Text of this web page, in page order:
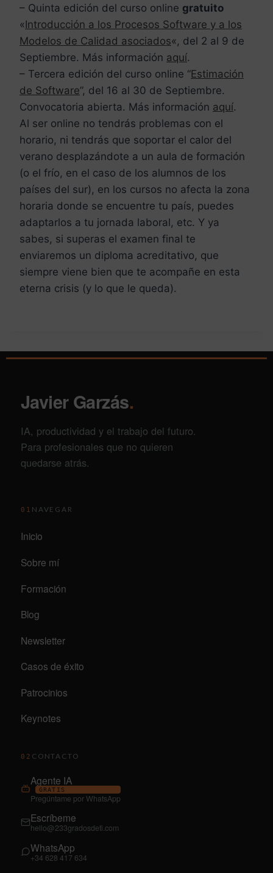
– Quinta edición del curso online gratuito
«Introducción a los Procesos Software y a los
Modelos de Calidad asociados«, del 2 al 9 de
Septiembre. Más información aquí.
– Tercera edición del curso online “Estimación
de Software”, del 16 al 30 de Septiembre.
Convocatoria abierta. Más información aquí.
Al ser online no tendrás problemas con el
horario, ni tendrás que soportar el calor del
verano desplazándote a un aula de formación
(o el frío, en el caso de los alumnos de los
países del sur), en los cursos no afecta la zona
horaria donde se encuentre tu país, puedes
adaptarlos a tu jornada laboral, etc. Y ya
sabes, si superas el examen final te
enviaremos un diploma acreditativo, que
siempre viene bien que te acompañe en esta
eterna crisis (y lo que le queda).
Javier Garzás.
IA, productividad y el trabajo del futuro.
Para profesionales que no quieren
quedarse atrás.
01 NAVEGAR
Inicio
Sobre mí
Formación
Blog
Newsletter
Casos de éxito
Patrocinios
Keynotes
02 CONTACTO
Agente IA
GRATIS
Pregúntame por WhatsApp
Escríbeme
hello@233gradosdeti.com
WhatsApp
+34 628 417 634